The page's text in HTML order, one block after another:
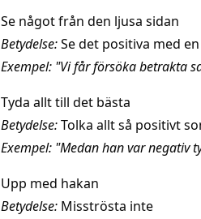
Se något från den ljusa sidan
Betydelse:Se det positiva med
Exempel: "Vi får försöka betrakta
Tyda allt till det bästa
Betydelse:Tolka allt så positivt
Exempel: "Medan han var negativ
Upp med hakan
Betydelse: Misströsta inte